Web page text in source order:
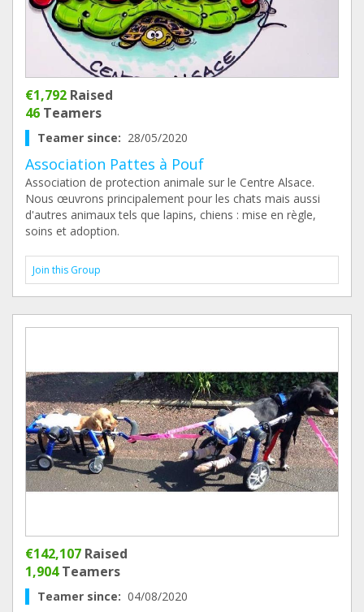
€1,792 Raised
46 Teamers
Teamer since: 28/05/2020
Association Pattes à Pouf
Association de protection animale sur le Centre Alsace.
Nous œuvrons principalement pour les chats mais aussi
d'autres animaux tels que lapins, chiens : mise en règle,
soins et adoption.
Join this Group
€142,107 Raised
1,904Teamers
Teamer since: 04/08/2020